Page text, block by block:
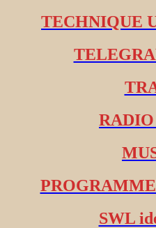
TECHNIQUE
SWL